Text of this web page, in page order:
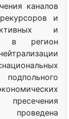
каналов
и
и
в регион
подпольного
проведена